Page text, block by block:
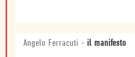
Angelo Ferracuti - il manifesto